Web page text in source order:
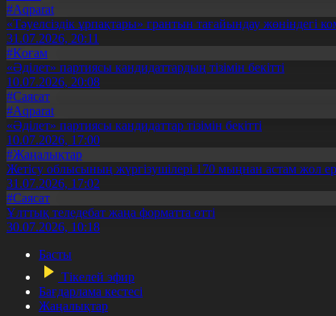
#Aqparat
«Тәуелсіздік ұрпақтары» грантын тағайындау
31.07.2026, 20:11
#Қоғам
«Әділет» партиясы кандидаттардың тізімін бекітті
10.07.2026, 20:08
#Саясат
#Aqparat
«Әділет» партиясы кандидаттар тізімін бекітті
10.07.2026, 17:00
#Жаңалықтар
Жетісу облысының жүргізушілері 170 мыңнан астам жол
31.07.2026, 17:02
#Саясат
Ұлттық теледебат жаңа форматта өтті
30.07.2026, 10:18
Басты
Тікелей эфир
Бағдарлама кестесі
Жаңалықтар